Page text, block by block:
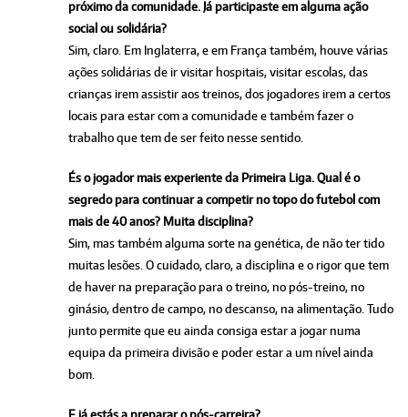
próximo da comunidade. Já participaste em alguma ação
social ou solidária?
Sim, claro. Em Inglaterra, e em França também, houve várias
ações solidárias de ir visitar hospitais, visitar escolas, das
crianças irem assistir aos treinos, dos jogadores irem a certos
locais para estar com a comunidade e também fazer o
trabalho que tem de ser feito nesse sentido.
És o jogador mais experiente da Primeira Liga. Qual é o
segredo para continuar a competir no topo do futebol com
mais de 40 anos? Muita disciplina?
Sim, mas também alguma sorte na genética, de não ter tido
muitas lesões. O cuidado, claro, a disciplina e o rigor que tem
de haver na preparação para o treino, no pós-treino, no
ginásio, dentro de campo, no descanso, na alimentação. Tudo
junto permite que eu ainda consiga estar a jogar numa
equipa da primeira divisão e poder estar a um nível ainda
bom.
E já estás a preparar o pós-carreira?